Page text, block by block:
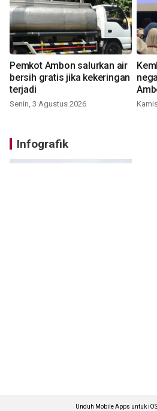
Pemkot Ambon salurkan air
bersih gratis jika kekeringan
terjadi
Senin, 3 Agustus 2026
Infografik
Unduh Mobile Apps untuk